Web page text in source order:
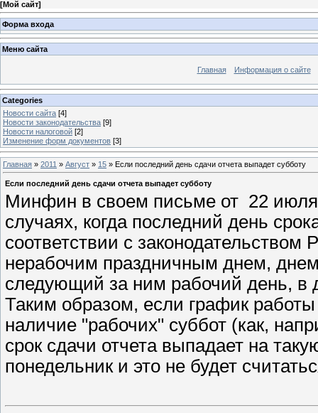
[Мой сайт]
Форма входа
Меню сайта
Главная Информация о сайте
Categories
Новости сайта [4]
Новости законодательства [9]
Новости налоговой [2]
Изменение форм документов [3]
Главная » 2011 » Август » 15 » Если последний день сдачи отчета выпадет субботу
Если последний день сдачи отчета выпадет субботу
Минфин в своем письме от 22 июля
случаях, когда последний день
соответствии с
нерабочим праздничным днем,
следующий за ним рабочий день, в
Таким образом, если график работы
наличие "рабочих" суббот (как,
срок сдачи отчета выпадает на
понедельник и это не будет